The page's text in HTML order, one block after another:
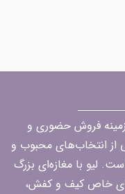
سال سابقه در زمینه فروش حضوری و
از انتخاب‌های محبوب و
لیو با مغازه‌ای بزرگ
خاص کیف و کفش،